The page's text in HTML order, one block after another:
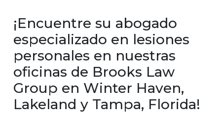
¡Encuentre su abogado
especializado en lesiones
personales en nuestras
oficinas de Brooks Law
Group en Winter Haven,
Lakeland y Tampa, Florida!